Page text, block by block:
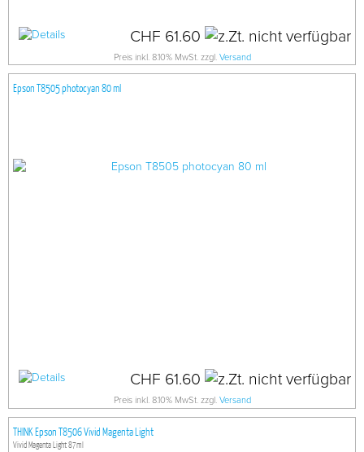
CHF 61.60
Preis inkl. 8.10% MwSt. zzgl. Versand
Epson T8505 photocyan 80 ml
CHF 61.60
Preis inkl. 8.10% MwSt. zzgl. Versand
THINK Epson T8506 Vivid Magenta Light
Vivid Magenta Light 87ml